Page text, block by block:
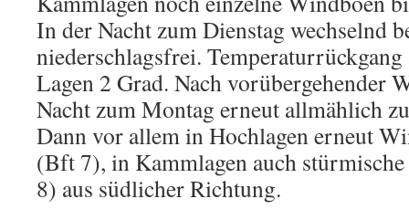
In der Nacht zum Dienstag wechselnd
niederschlagsfrei.
Lagen 2 Grad. Nach vorübergehender
Nacht zum Montag erneut allmählich
Dann vor allem in Hochlagen erneut
(Bft 7), in Kammlagen auch
8) aus südlicher Richtung.